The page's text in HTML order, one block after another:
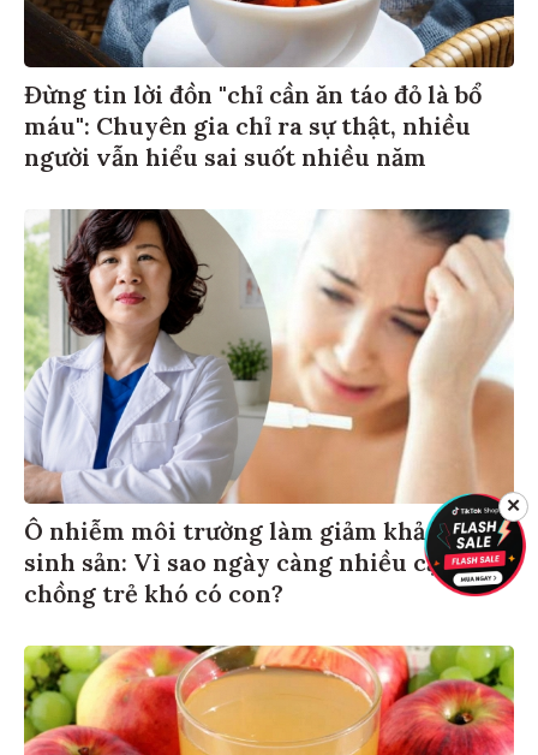
Đừng tin lời đồn "chỉ cần ăn táo đỏ là bổ
máu": Chuyên gia chỉ ra sự thật, nhiều
người vẫn hiểu sai suốt nhiều năm
Ô nhiễm môi trường làm giảm khả năng
sinh sản: Vì sao ngày càng nhiều cặp vợ
chồng trẻ khó có con?
✕